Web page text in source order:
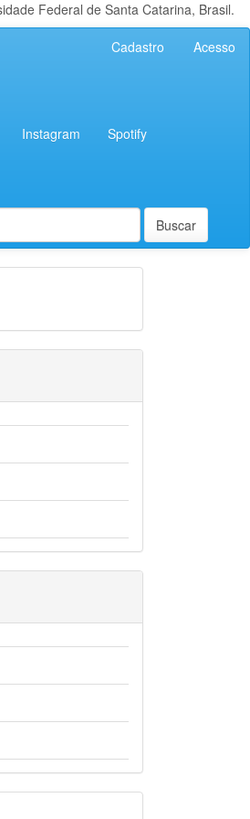
Federal de Santa Catarina, Brasil.
Cadastro Acesso
Instagram Spotify
Buscar